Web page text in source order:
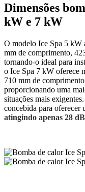
Dimensões
kW e 7 kW
O modelo Ice Spa 5 kW
mm de comprimento,
tornando-o ideal para
o Ice Spa 7 kW oferece
710 mm de
proporcionando uma
situações mais
concebida para oferecer
atingindo apenas 28